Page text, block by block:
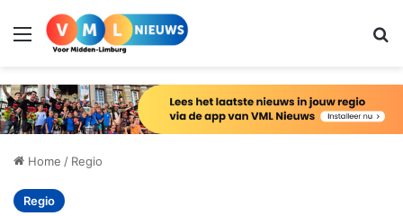
Menu
Home / Regio
Regio